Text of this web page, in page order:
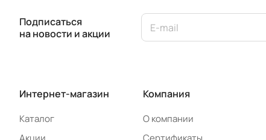
Подписаться
на новости и акции
Интернет-магазин
Каталог
Компания
О компании